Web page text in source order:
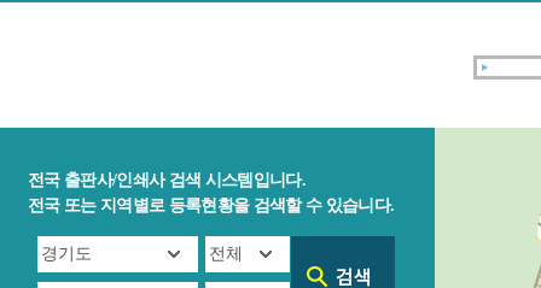
전국 출판사/인쇄사 검색 시스템입니다.
전국 또는 지역별로 등록현황을 검색할 수 있습니다.